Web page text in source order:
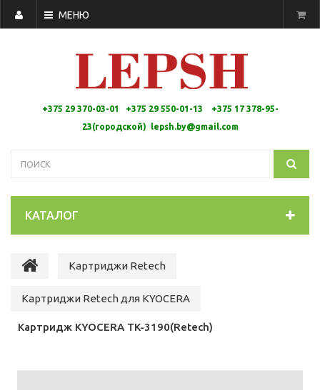
МЕНЮ
+375 29 370-03-01 +375 29 550-01-13 +375 17 378-95-
23(городской)
lepsh.by@gmail.com
КАТАЛОГ
Картриджи Retech
Картриджи Retech для KYOCERA
Картридж KYOCERA TK-3190(Retech)